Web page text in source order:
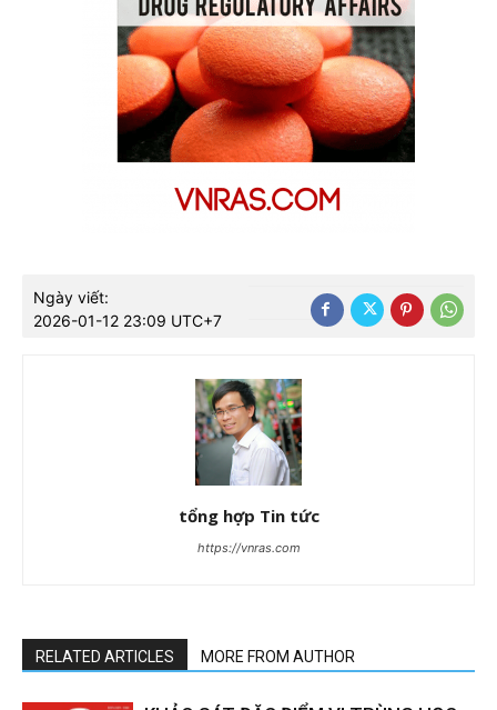
Ngày viết:
2026-01-12 23:09 UTC+7
tổng hợp Tin tức
https://vnras.com
RELATED ARTICLES MORE FROM AUTHOR